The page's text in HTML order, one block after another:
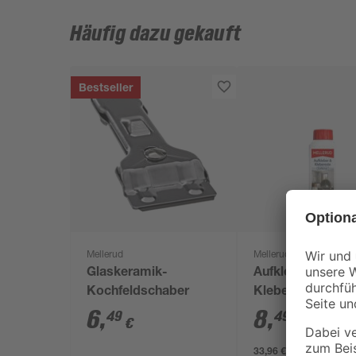
Häufig dazu gekauft
Bestseller
Mellerud
Glaskeramik-
Kochfeldschaber
6,49 €
Mellerud
Aufkleber- und
250 ml
8,49
33,96 € / Liter